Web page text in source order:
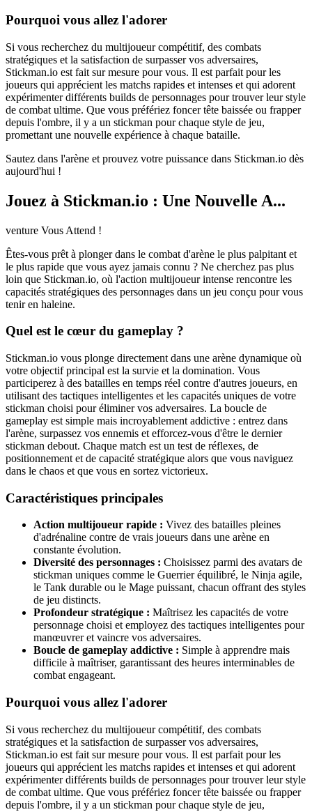
Pourquoi vous allez l'adorer
Si vous recherchez du multijoueur compétitif, des combats
stratégiques et la satisfaction de surpasser vos adversaires,
Stickman.io est fait sur mesure pour vous. Il est parfait pour les
joueurs qui apprécient les matchs rapides et intenses et qui adorent
expérimenter différents builds de personnages pour trouver leur style
de combat ultime. Que vous préfériez foncer tête baissée ou frapper
depuis l'ombre, il y a un stickman pour chaque style de jeu,
promettant une nouvelle expérience à chaque bataille.
Sautez dans l'arène et prouvez votre puissance dans Stickman.io dès
aujourd'hui !
Jouez à Stickman.io : Une Nouvelle A...
venture Vous Attend !
Êtes-vous prêt à plonger dans le combat d'arène le plus palpitant et
le plus rapide que vous ayez jamais connu ? Ne cherchez pas plus
loin que Stickman.io, où l'action multijoueur intense rencontre les
capacités stratégiques des personnages dans un jeu conçu pour vous
tenir en haleine.
Quel est le cœur du gameplay ?
Stickman.io vous plonge directement dans une arène dynamique où
votre objectif principal est la survie et la domination. Vous
participerez à des batailles en temps réel contre d'autres joueurs, en
utilisant des tactiques intelligentes et les capacités uniques de votre
stickman choisi pour éliminer vos adversaires. La boucle de
gameplay est simple mais incroyablement addictive : entrez dans
l'arène, surpassez vos ennemis et efforcez-vous d'être le dernier
stickman debout. Chaque match est un test de réflexes, de
positionnement et de capacité stratégique alors que vous naviguez
dans le chaos et que vous en sortez victorieux.
Caractéristiques principales
Action multijoueur rapide : Vivez des batailles pleines
d'adrénaline contre de vrais joueurs dans une arène en
constante évolution.
Diversité des personnages : Choisissez parmi des avatars de
stickman uniques comme le Guerrier équilibré, le Ninja agile,
le Tank durable ou le Mage puissant, chacun offrant des styles
de jeu distincts.
Profondeur stratégique : Maîtrisez les capacités de votre
personnage choisi et employez des tactiques intelligentes pour
manœuvrer et vaincre vos adversaires.
Boucle de gameplay addictive : Simple à apprendre mais
difficile à maîtriser, garantissant des heures interminables de
combat engageant.
Pourquoi vous allez l'adorer
Si vous recherchez du multijoueur compétitif, des combats
stratégiques et la satisfaction de surpasser vos adversaires,
Stickman.io est fait sur mesure pour vous. Il est parfait pour les
joueurs qui apprécient les matchs rapides et intenses et qui adorent
expérimenter différents builds de personnages pour trouver leur style
de combat ultime. Que vous préfériez foncer tête baissée ou frapper
depuis l'ombre, il y a un stickman pour chaque style de jeu,